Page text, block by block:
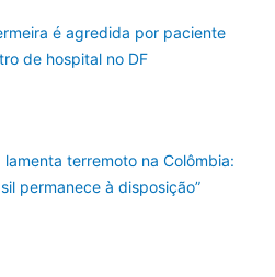
é agredida por paciente
de hospital no DF
lamenta terremoto na Colômbia:
permanece à disposição”